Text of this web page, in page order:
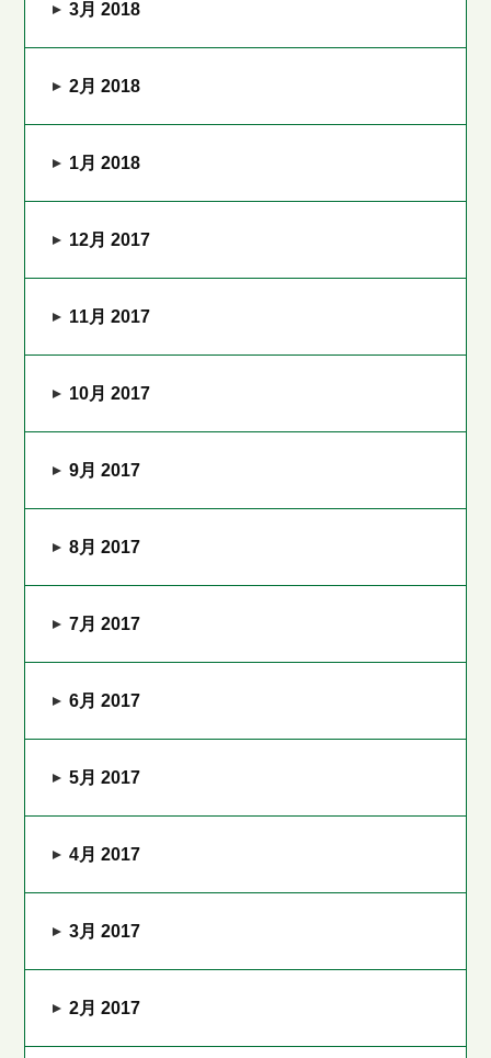
3月 2018
2月 2018
1月 2018
12月 2017
11月 2017
10月 2017
9月 2017
8月 2017
7月 2017
6月 2017
5月 2017
4月 2017
3月 2017
2月 2017